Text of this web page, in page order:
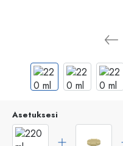
Asetuksesi